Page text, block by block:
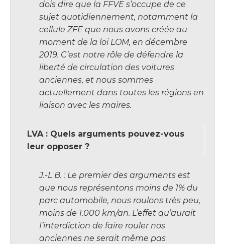
dois dire que la FFVE s’occupe de ce
sujet quotidiennement, notamment la
cellule ZFE que nous avons créée au
moment de la loi LOM, en décembre
2019. C’est notre rôle de défendre la
liberté de circulation des voitures
anciennes, et nous sommes
actuellement dans toutes les régions en
liaison avec les maires.
LVA : Quels arguments pouvez-vous
leur opposer ?
J.-L B. : Le premier des arguments est
que nous représentons moins de 1% du
parc automobile, nous roulons très peu,
moins de 1.000 km/an. L’effet qu’aurait
I’interdiction de faire rouler nos
anciennes ne serait même pas